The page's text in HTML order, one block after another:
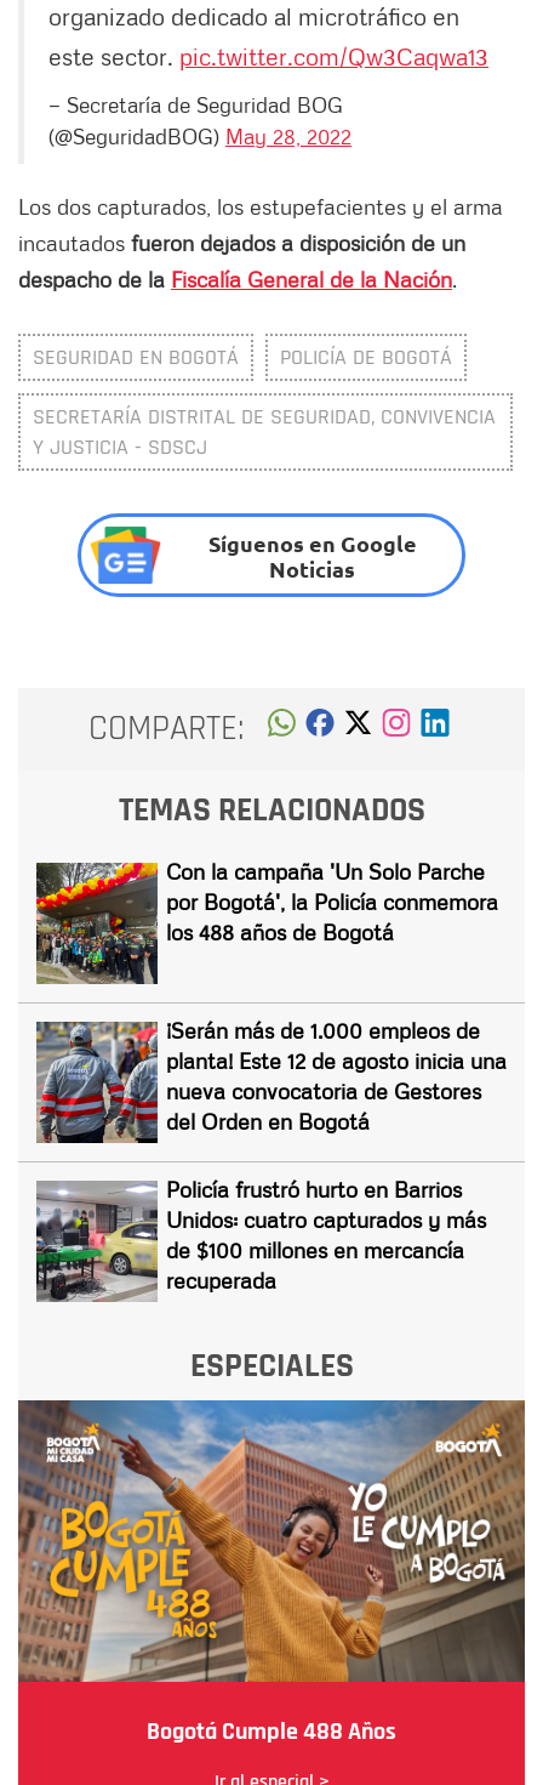
organizado dedicado al microtráfico en
este sector. pic.twitter.com/Qw3Caqwa13
— Secretaría de Seguridad BOG
(@SeguridadBOG) May 28, 2022
Los dos capturados, los estupefacientes y el arma
incautados fueron dejados a disposición de un
despacho de la Fiscalía General de la Nación.
SEGURIDAD EN BOGOTÁ POLICÍA DE BOGOTÁ
SECRETARÍA DISTRITAL DE SEGURIDAD, CONVIVENCIA
Y JUSTICIA - SDSCJ
Síguenos en Google
Noticias
COMPARTE:
TEMAS RELACIONADOS
Con la campaña 'Un Solo Parche
por Bogotá', la Policía conmemora
los 488 años de Bogotá
¡Serán más de 1.000 empleos de
planta! Este 12 de agosto inicia una
nueva convocatoria de Gestores
del Orden en Bogotá
Policía frustró hurto en Barrios
Unidos: cuatro capturados y más
de $100 millones en mercancía
recuperada
ESPECIALES
Bogotá Cumple 488 Años